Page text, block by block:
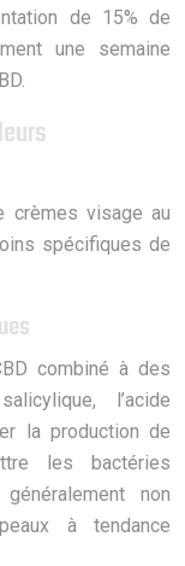
de 15% de
une semaine
crèmes visage au
spécifiques de
combiné à des
l’acide
la production de
les bactéries
non
à tendance